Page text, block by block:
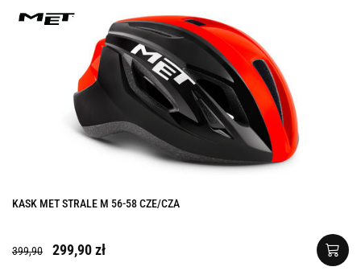
KASK MET STRALE M 56-58 CZE/CZA
399,90 299,90 zł